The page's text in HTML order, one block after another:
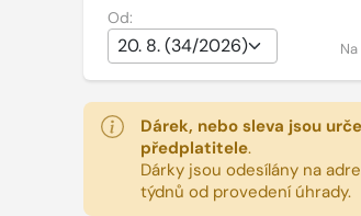
Od:
Dárek, nebo sleva jsou
předplatitele.
Dárky jsou odesílány na
týdnů od provedení úhrady.